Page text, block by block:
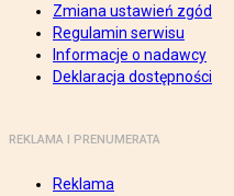
Zmiana ustawień zgód
Regulamin serwisu
Informacje o nadawcy
Deklaracja dostępności
REKLAMA I PRENUMERATA
Reklama